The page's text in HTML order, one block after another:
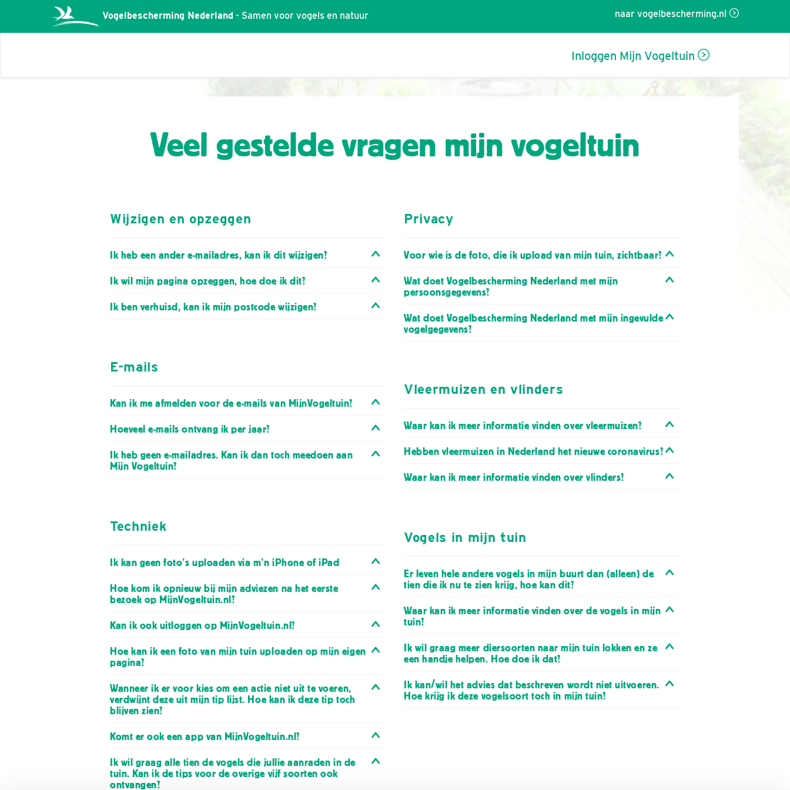
naar vogelbescherming.nl
Vogelbescherming Nederland - Samen voor vogels en natuur
Inloggen Mijn Vogeltuin
Veel gestelde vragen mijn vogeltuin
Wijzigen en opzeggen
Ik heb een ander e-mailadres, kan ik dit wijzigen?
Ik wil mijn pagina opzeggen, hoe doe ik dit?
Ik ben verhuisd, kan ik mijn postcode wijzigen?
E-mails
Kan ik me afmelden voor de e-mails van MijnVogeltuin?
Hoeveel e-mails ontvang ik per jaar?
Ik heb geen e-mailadres. Kan ik dan toch meedoen aan
Mijn Vogeltuin?
Techniek
Ik kan geen foto’s uploaden via m’n iPhone of iPad
Hoe kom ik opnieuw bij mijn adviezen na het eerste
bezoek op MijnVogeltuin.nl?
Kan ik ook uitloggen op MijnVogeltuin.nl?
Hoe kan ik een foto van mijn tuin uploaden op mijn eigen
pagina?
Wanneer ik er voor kies om een actie niet uit te voeren,
verdwijnt deze uit mijn tip lijst. Hoe kan ik deze tip toch
blijven zien?
Komt er ook een app van MijnVogeltuin.nl?
Ik wil graag alle tien de vogels die jullie aanraden in de
tuin. Kan ik de tips voor de overige vijf soorten ook
ontvangen?
Privacy
Voor wie is de foto, die ik upload van mijn tuin, zichtbaar?
Wat doet Vogelbescherming Nederland met mijn
persoonsgegevens?
Wat doet Vogelbescherming Nederland met mijn ingevulde
vogelgegevens?
Vleermuizen en vlinders
Waar kan ik meer informatie vinden over vleermuizen?
Hebben vleermuizen in Nederland het nieuwe coronavirus?
Waar kan ik meer informatie vinden over vlinders?
Vogels in mijn tuin
Er leven hele andere vogels in mijn buurt dan (alleen) de
tien die ik nu te zien krijg, hoe kan dit?
Waar kan ik meer informatie vinden over de vogels in mijn
tuin?
Ik wil graag meer diersoorten naar mijn tuin lokken en ze
een handje helpen. Hoe doe ik dat?
Ik kan/wil het advies dat beschreven wordt niet uitvoeren.
Hoe krijg ik deze vogelsoort toch in mijn tuin?